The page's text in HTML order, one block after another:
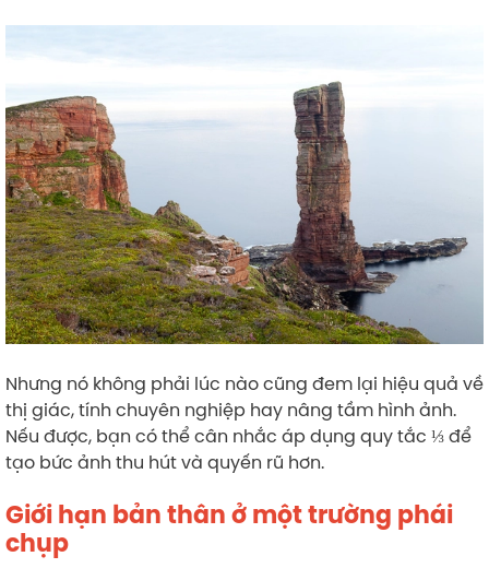
Nhưng nó không phải lúc nào cũng đem lại hiệu quả về
thị giác, tính chuyên nghiệp hay nâng tầm hình ảnh.
Nếu được, bạn có thể cân nhắc áp dụng quy tắc ⅓ để
tạo bức ảnh thu hút và quyến rũ hơn.
Giới hạn bản thân ở một trường phái
chụp